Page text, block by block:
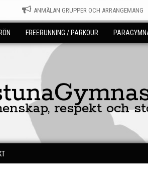
ANMÄLAN GRUPPER OCH ARRANGEMANG
FREERUNNING / PARKOUR
respekt och